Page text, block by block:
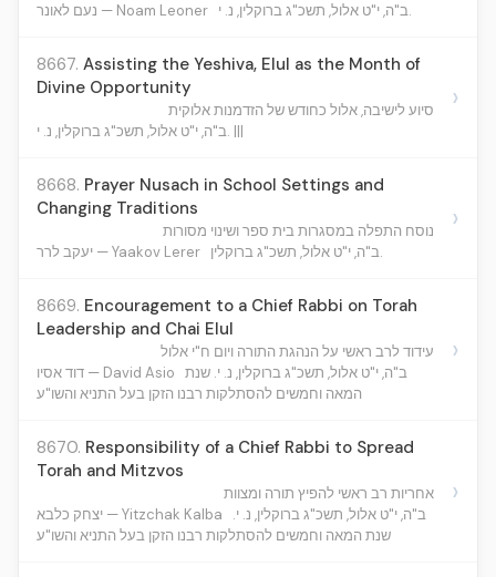
נעם לאונר — Noam Leoner
ב"ה, י"ט אלול, תשכ"ג ברוקלין, נ. י.
8667. Assisting the Yeshiva, Elul as the Month of
Divine Opportunity
סיוע לישיבה, אלול כחודש של הזדמנות אלוקית
ב"ה, י"ט אלול, תשכ"ג ברוקלין, נ. י. |||
›
8668. Prayer Nusach in School Settings and
Changing Traditions
נוסח התפלה במסגרות בית ספר ושינוי מסורות
יעקב לרר — Yaakov Lerer
ב"ה, י"ט אלול, תשכ"ג ברוקלין.
›
8669. Encouragement to a Chief Rabbi on Torah
Leadership and Chai Elul
עידוד לרב ראשי על הנהגת התורה ויום ח"י אלול
דוד אסיו — David Asio ב"ה, י"ט אלול, תשכ"ג ברוקלין, נ. י. שנת
המאה וחמשים להסתלקות רבנו הזקן בעל התניא והשו"ע
›
8670. Responsibility of a Chief Rabbi to Spread
Torah and Mitzvos
אחריות רב ראשי להפיץ תורה ומצוות
יצחק כלבא — Yitzchak Kalba
ב"ה, י"ט אלול, תשכ"ג ברוקלין, נ. י.
שנת המאה וחמשים להסתלקות רבנו הזקן בעל התניא והשו"ע
›